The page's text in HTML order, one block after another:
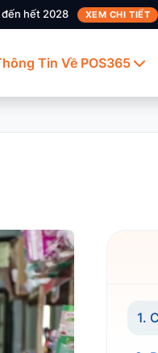
đến hết 2028 XEM CHI TIẾT
Tin Về POS365
1.